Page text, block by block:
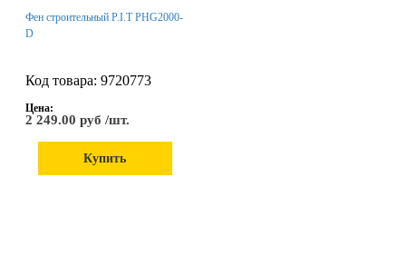
Фен строительный P.I.T РHG2000-
D
Код товара: 9720773
Цена:
2 249.00 руб /шт.
Купить